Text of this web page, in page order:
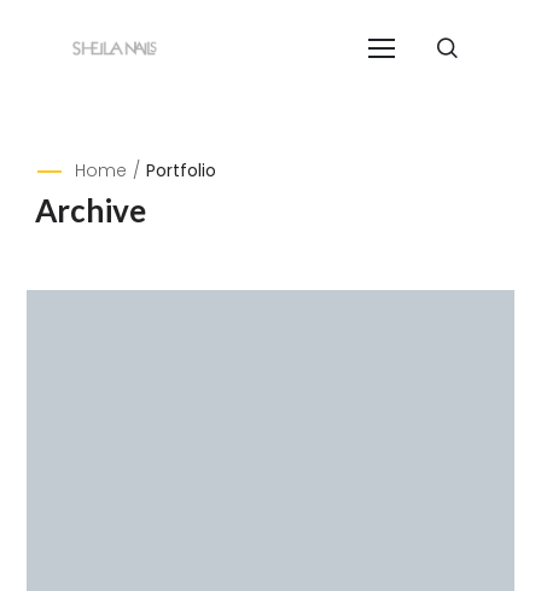
Home / Portfolio
Archive